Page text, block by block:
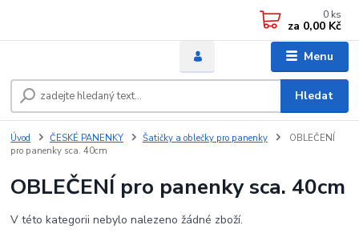
Menu
Hledat
0 ks
za 0,00 Kč
Úvod ČESKÉ PANENKY Šatičky a oblečky pro panenky
OBLEČENÍ
pro panenky sca. 40cm
OBLEČENÍ pro panenky sca. 40cm
V této kategorii nebylo nalezeno žádné zboží.